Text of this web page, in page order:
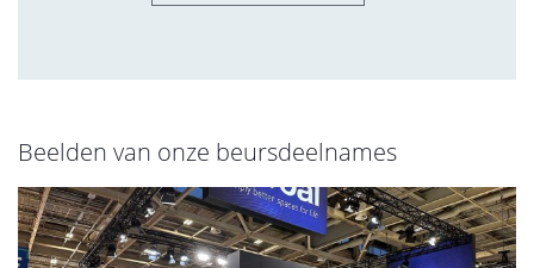
Beelden van onze beursdeelnames